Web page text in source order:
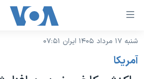
لینکهای
دسترسی
جهش
نسخه سبک وب‌سایت
شنبه ۱۷ مرداد ۱۴۰۵ ایران ۰۷:۵۱
آمريکا